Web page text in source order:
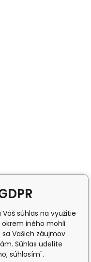
súhlas na využitie
iného mohli
Vašich záujmov
Súhlas udelíte
súhlasím".